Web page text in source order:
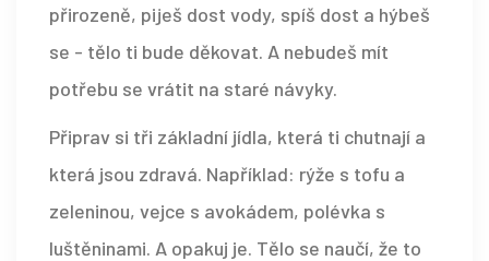
přirozeně, piješ dost vody, spíš dost a hýbeš
se - tělo ti bude děkovat. A nebudeš mít
potřebu se vrátit na staré návyky.
Připrav si tři základní jídla, která ti chutnají a
která jsou zdravá. Například: rýže s tofu a
zeleninou, vejce s avokádem, polévka s
luštěninami. A opakuj je. Tělo se naučí, že to